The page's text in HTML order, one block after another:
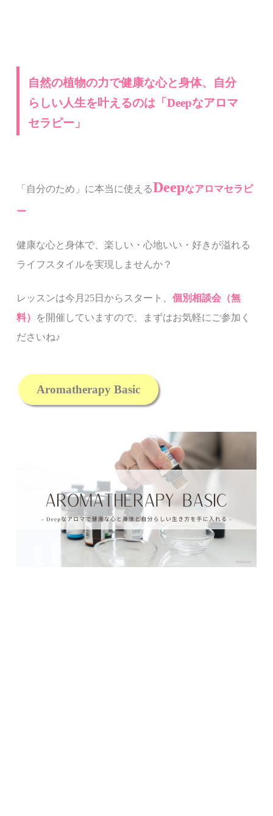
自然の植物の力で健康な心と身体、自分
らしい人生を叶えるのは「Deepなアロマ
セラピー」
「自分のため」に本当に使えるDeepなアロマセラピ
ー
健康な心と身体で、楽しい・心地いい・好きが溢れる
ライフスタイルを実現しませんか？
レッスンは今月 25日からスタート、個別相談会（無
料） を開催していますので、まずはお気軽にご参加く
ださいね♪
Aromatherapy Basic